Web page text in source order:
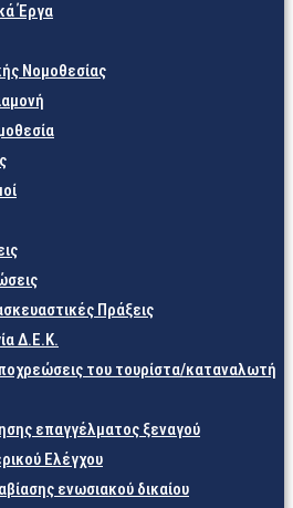
Έργα
Νομοθεσίας
Πράξεις
Δ.Ε.Κ.
του τουρίστα/καταναλωτή
επαγγέλματος ξεναγού
Ελέγχου
ενωσιακού δικαίου